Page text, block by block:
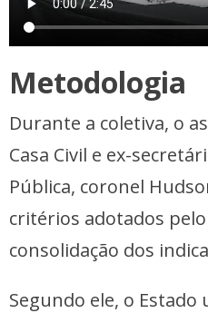
Metodologia
Durante a coletiva, o
Casa Civil e ex-
Pública, coronel
critérios adotados
consolidação dos
Segundo ele, o